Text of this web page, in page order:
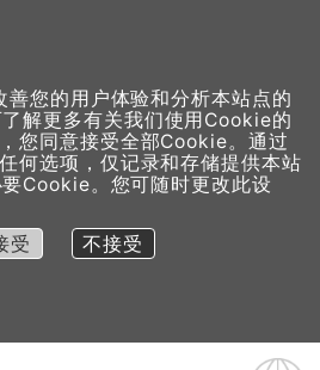
您的用户体验和分析本站点的
解更多有关我们使用Cookie的
您同意接受全部Cookie。通过
何选项，仅记录和存储提供本站
Cookie。您可随时更改此设
受
不接受
系我们